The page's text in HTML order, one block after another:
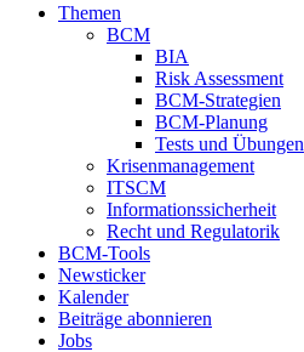
Themen
BCM
BIA
Risk Assessment
BCM-Strategien
BCM-Planung
Tests und Übungen
Krisenmanagement
ITSCM
Informationssicherheit
Recht und Regulatorik
BCM-Tools
Newsticker
Kalender
Beiträge abonnieren
Jobs